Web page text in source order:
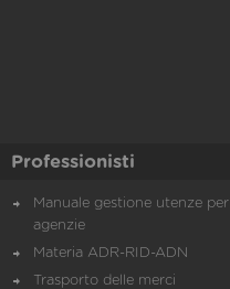
Professionisti
Manuale gestione utenze per
agenzie
Materia ADR-RID-ADN
Trasporto delle merci